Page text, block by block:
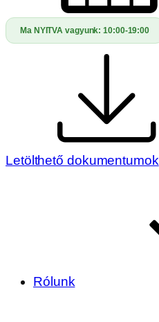
Ma NYITVA vagyunk:10:00-19:00
Letölthető dokumentumok
Rólunk